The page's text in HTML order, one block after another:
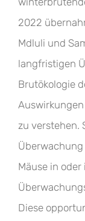
2022
Mdluli und
langfristigen
Brutökologie
zu verstehen.
Mäuse in
Diese